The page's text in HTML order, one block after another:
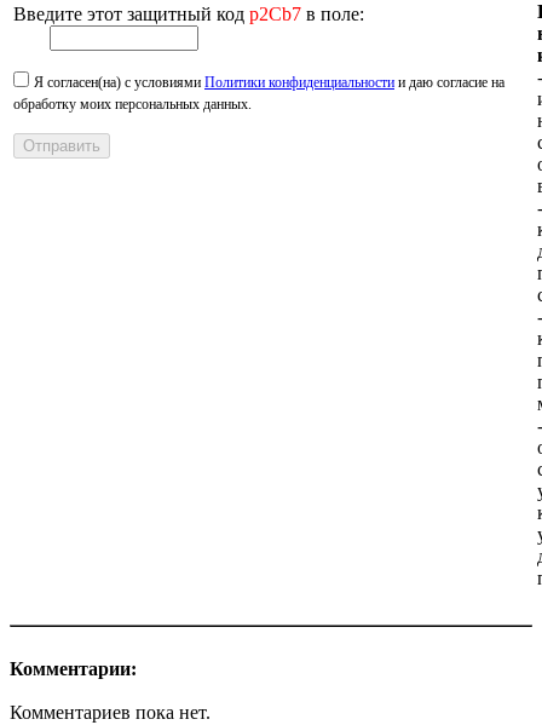
Введите этот защитный код p2Cb7 в поле:
Я согласен(на) с условиями Политики конфиденциальности и даю согласие на
обработку моих персональных данных.
Комментарии:
Комментариев пока нет.